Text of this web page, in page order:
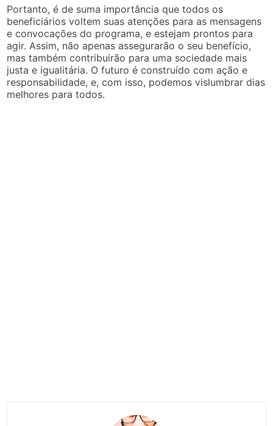
Portanto, é de suma importância que todos os
beneficiários voltem suas atenções para as mensagens
e convocações do programa, e estejam prontos para
agir. Assim, não apenas assegurarão o seu benefício,
mas também contribuirão para uma sociedade mais
justa e igualitária. O futuro é construído com ação e
responsabilidade, e, com isso, podemos vislumbrar dias
melhores para todos.